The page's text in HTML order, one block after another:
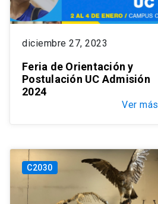
diciembre 27, 2023
Feria de Orientación y
Postulación UC Admisión
2024
Ver más
C2030